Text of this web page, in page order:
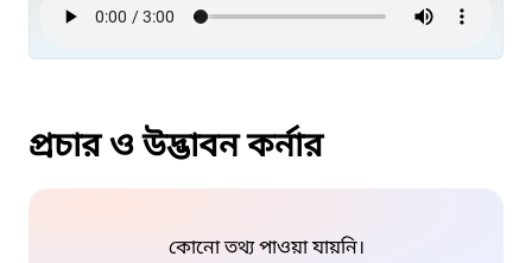
প্রচার ও উদ্ভাবন কর্নার
কোনো তথ্য পাওয়া যায়নি।